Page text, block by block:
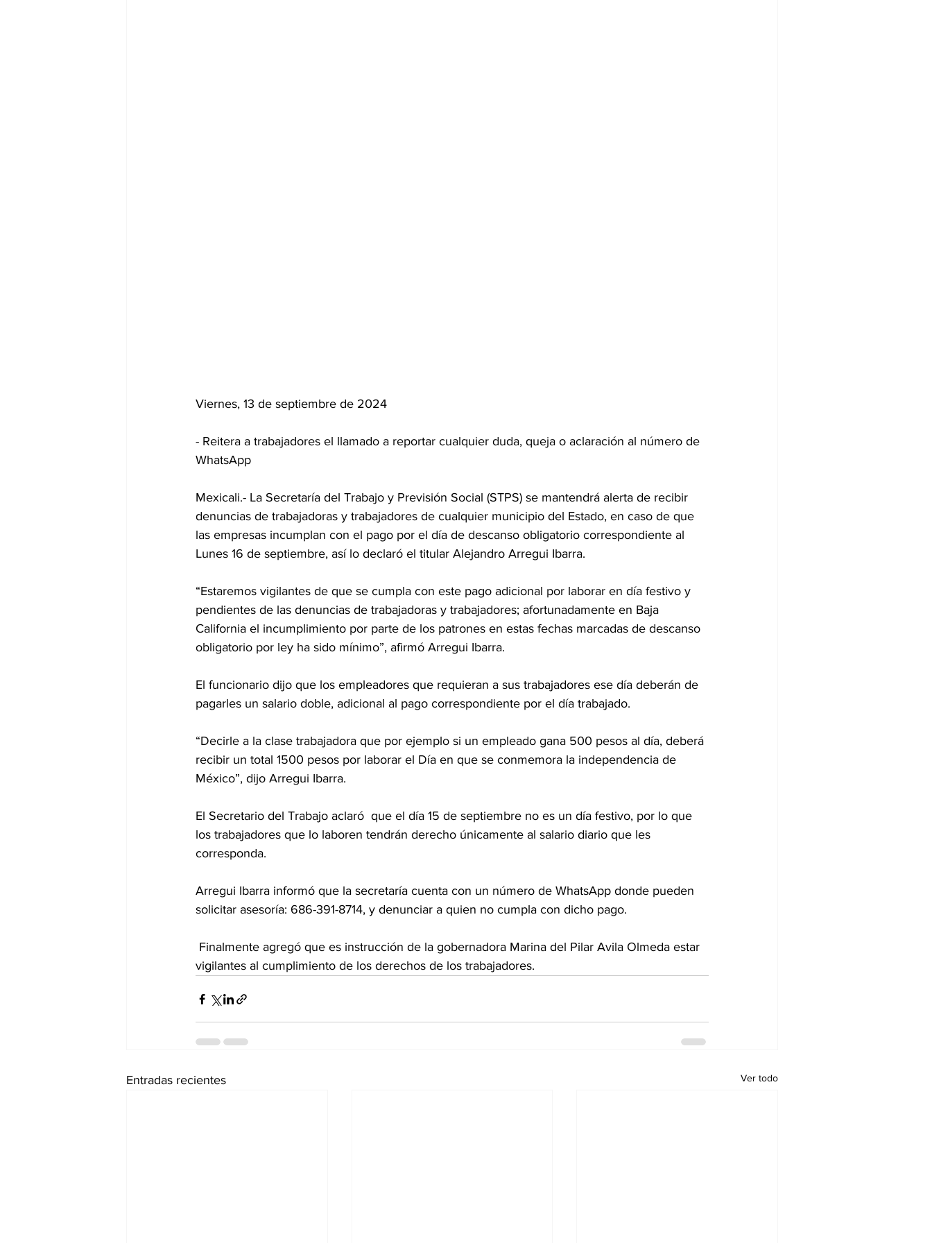
Viernes, 13 de septiembre de 2024
- Reitera a trabajadores el llamado a reportar cualquier duda, queja o aclaración al número de
WhatsApp
Mexicali.- La Secretaría del Trabajo y Previsión Social (STPS) se mantendrá alerta de recibir
denuncias de trabajadoras y trabajadores de cualquier municipio del Estado, en caso de que
las empresas incumplan con el pago por el día de descanso obligatorio correspondiente al
Lunes 16 de septiembre, así lo declaró el titular Alejandro Arregui Ibarra.
“Estaremos vigilantes de que se cumpla con este pago adicional por laborar en día festivo y
pendientes de las denuncias de trabajadoras y trabajadores; afortunadamente en Baja
California el incumplimiento por parte de los patrones en estas fechas marcadas de descanso
obligatorio por ley ha sido mínimo”, afirmó Arregui Ibarra.
El funcionario dijo que los empleadores que requieran a sus trabajadores ese día deberán de
pagarles un salario doble, adicional al pago correspondiente por el día trabajado.
“Decirle a la clase trabajadora que por ejemplo si un empleado gana 500 pesos al día, deberá
recibir un total 1500 pesos por laborar el Día en que se conmemora la independencia de
México”, dijo Arregui Ibarra.
El Secretario del Trabajo aclaró  que el día 15 de septiembre no es un día festivo, por lo que
los trabajadores que lo laboren tendrán derecho únicamente al salario diario que les
corresponda.
Arregui Ibarra informó que la secretaría cuenta con un número de WhatsApp donde pueden
solicitar asesoría: 686-391-8714, y denunciar a quien no cumpla con dicho pago.
vigilantes al cumplimiento de los derechos de los trabajadores.
Entradas recientes Ver todo